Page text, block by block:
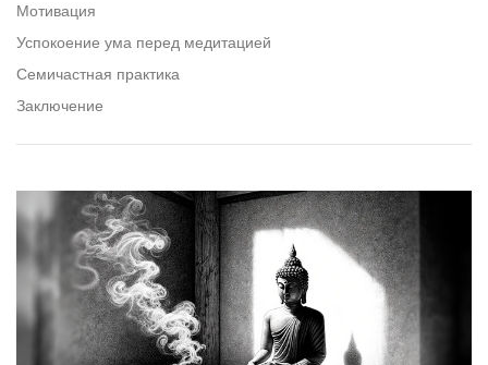
Мотивация
Успокоение ума перед медитацией
Семичастная практика
Заключение